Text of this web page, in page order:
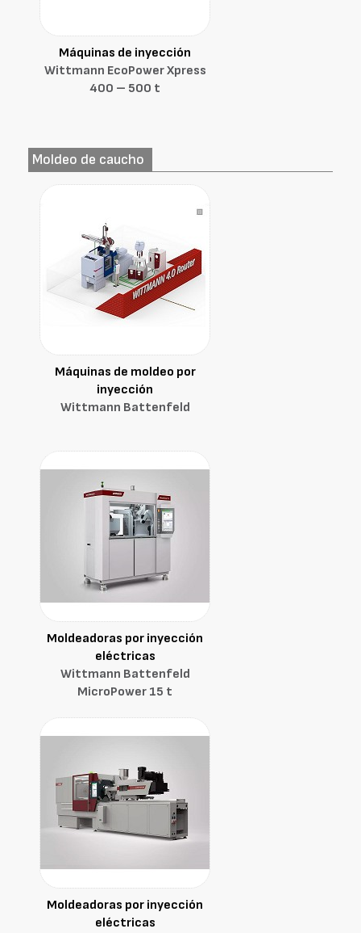
Máquinas de inyección
Wittmann EcoPower Xpress
400 – 500 t
Moldeo de caucho
Máquinas de moldeo por
inyección
Wittmann Battenfeld
Moldeadoras por inyección
eléctricas
Wittmann Battenfeld
MicroPower 15 t
Moldeadoras por inyección
eléctricas